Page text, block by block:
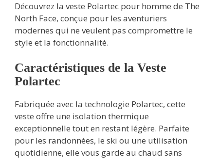
Découvrez la veste Polartec pour homme de The
North Face, conçue pour les aventuriers
modernes qui ne veulent pas compromettre le
style et la fonctionnalité.
Caractéristiques de la Veste
Polartec
Fabriquée avec la technologie Polartec, cette
veste offre une isolation thermique
exceptionnelle tout en restant légère. Parfaite
pour les randonnées, le ski ou une utilisation
quotidienne, elle vous garde au chaud sans